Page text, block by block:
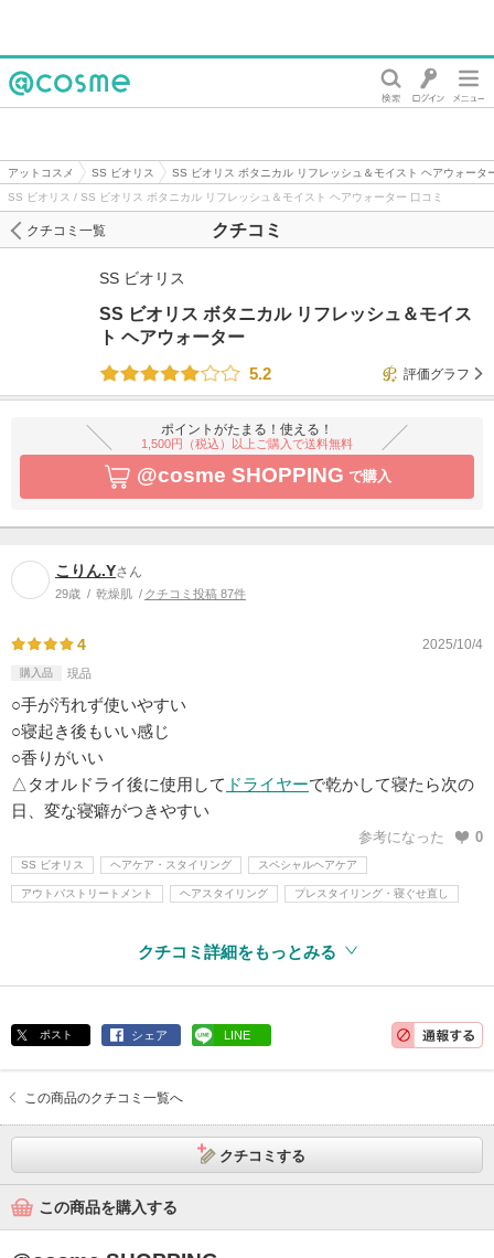
アットコスメ SS ビオリス
SS ビオリス ボタニカル リフレッシュ＆モイスト ヘアウォータ
SS ビオリス / SS ビオリス ボタニカル リフレッシュ＆モイスト ヘアウォーター 口コミ
クチコミ
クチコミ一覧
SS ビオリス
SS ビオリス ボタニカル リフレッシュ＆モイス
ト ヘアウォーター
5.2
評価グラフ
ポイントがたまる！使える！
1,500円（税込）以上ご購入で送料無料
@cosme SHOPPING で購入
こりん.Yさん
29歳 乾燥肌 クチコミ投稿 87件
4 2025/10/4
購入品 現品
○手が汚れず使いやすい
○寝起き後もいい感じ
○香りがいい
△タオルドライ後に使用して ドライヤーで乾かして寝たら次の
日、変な寝癖がつきやすい
参考になった 0
SS ビオリス ヘアケア・スタイリング スペシャルヘアケア
アウトバストリートメント ヘアスタイリング プレスタイリング・寝ぐせ直し
クチコミ詳細をもっとみる
ポスト シェア LINE
この商品のクチコミ一覧へ
クチコミする
この商品を購入する